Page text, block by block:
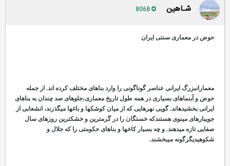
شـاهین
حوض در معماری سنتی ایران
معمارانبزرگ ایرانی عناصر گوناگونی را وارد بناهای مختلف کرده اند. از جمله
حوض و آب نماهای بسیاری در همه طول تاریخ معماری،جلوهای صد چندان به بناهای
ایرانی بخشیدهاند. گویی نهرهایی که از میان کوشکها و باغ ها میگذرند، انشعابی از
جویبارهای مینوی هستندکه خستگان را در گرمترین و خشکترین روزهای سال
صفایی تازه میدهند. و چه بسیار کاخها و بناهای حکومتی را که جلال و
شکوهیدیگرگونه میبخشند.